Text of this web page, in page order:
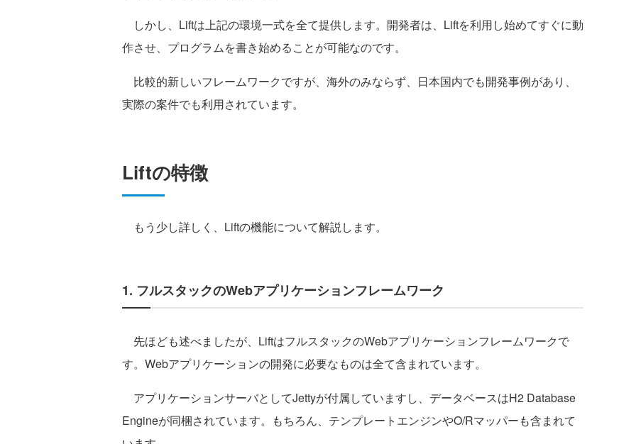
しかし、Liftは上記の環境一式を全て提供します。開発者は、Liftを利用し始めてすぐに動
作させ、プログラムを書き始めることが可能なのです。
比較的新しいフレームワークですが、海外のみならず、日本国内でも開発事例があり、
実際の案件でも利用されています。
Liftの特徴
もう少し詳しく、Liftの機能について解説します。
1. フルスタックのWebアプリケーションフレームワーク
先ほども述べましたが、LiftはフルスタックのWebアプリケーションフレームワークで
す。Webアプリケーションの開発に必要なものは全て含まれています。
アプリケーションサーバとしてJettyが付属していますし、データベースはH2 Database
Engineが同梱されています。もちろん、テンプレートエンジンやO/Rマッパーも含まれて